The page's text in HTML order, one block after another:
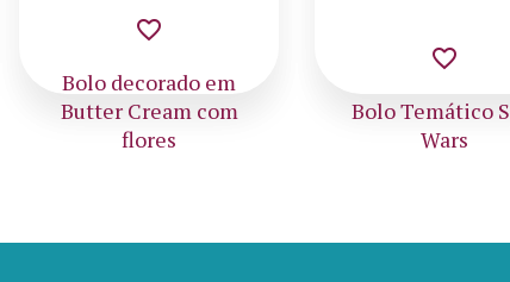
Bolo Temático Star
Wars
favorite_border
Bolo Colméia
Chocolate